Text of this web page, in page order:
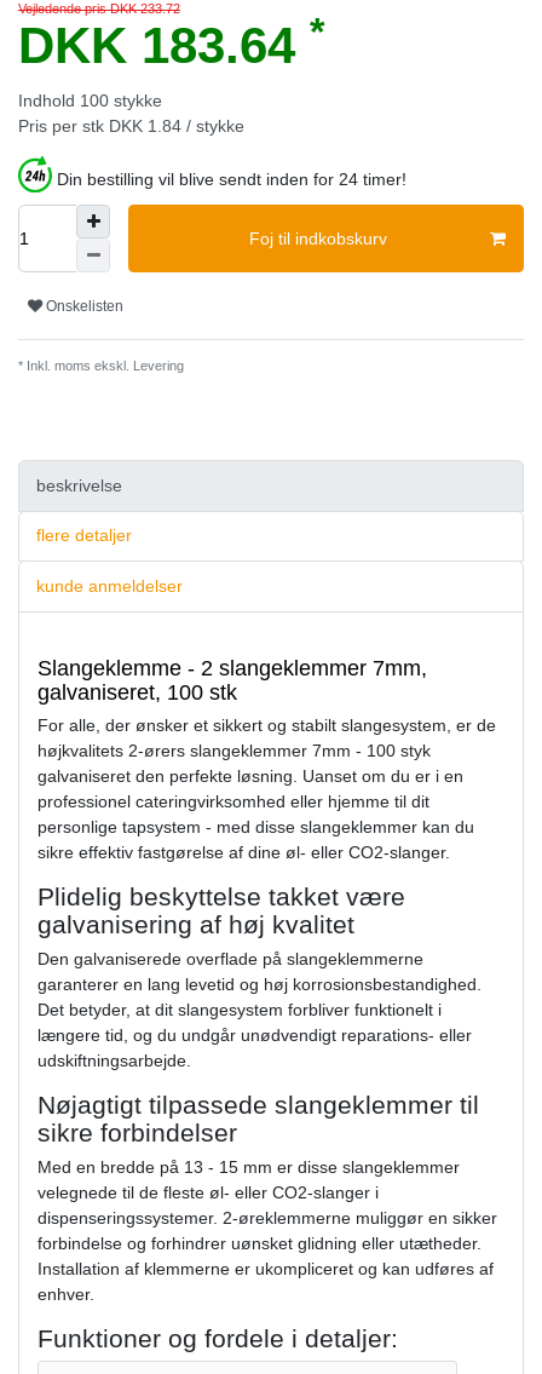
Vejledende pris DKK 233.72
DKK 183.64 *
Indhold 100 stykke
Pris per stk DKK 1.84 / stykke
Din bestilling vil blive sendt inden for 24 timer!
Foj til indkobskurv
Onskelisten
* Inkl. moms ekskl. Levering
beskrivelse
flere detaljer
kunde anmeldelser
Slangeklemme - 2 slangeklemmer 7mm,
galvaniseret, 100 stk
For alle, der ønsker et sikkert og stabilt slangesystem, er de
højkvalitets 2-ørers slangeklemmer 7mm - 100 styk
galvaniseret den perfekte løsning. Uanset om du er i en
professionel cateringvirksomhed eller hjemme til dit
personlige tapsystem - med disse slangeklemmer kan du
sikre effektiv fastgørelse af dine øl- eller CO2-slanger.
Plidelig beskyttelse takket være
galvanisering af høj kvalitet
Den galvaniserede overflade på slangeklemmerne
garanterer en lang levetid og høj korrosionsbestandighed.
Det betyder, at dit slangesystem forbliver funktionelt i
længere tid, og du undgår unødvendigt reparations- eller
udskiftningsarbejde.
Nøjagtigt tilpassede slangeklemmer til
sikre forbindelser
Med en bredde på 13 - 15 mm er disse slangeklemmer
velegnede til de fleste øl- eller CO2-slanger i
dispenseringssystemer. 2-øreklemmerne muliggør en sikker
forbindelse og forhindrer uønsket glidning eller utætheder.
Installation af klemmerne er ukompliceret og kan udføres af
enhver.
Funktioner og fordele i detaljer: